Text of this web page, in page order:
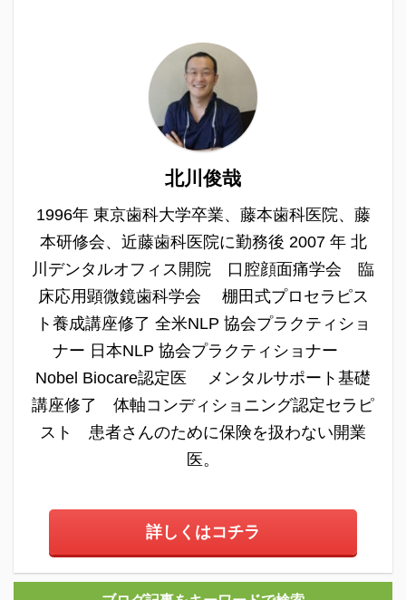
北川俊哉
1996年 東京歯科大学卒業、藤本歯科医院、藤
本研修会、近藤歯科医院に勤務後 2007 年 北
川デンタルオフィス開院 口腔顔面痛学会 臨
床応用顕微鏡歯科学会 棚田式プロセラピス
ト養成講座修了 全米NLP 協会プラクティショ
ナー 日本NLP 協会プラクティショナー
Nobel Biocare認定医 メンタルサポート基礎
講座修了 体軸コンディショニング認定セラピ
スト 患者さんのために保険を扱わない開業
医。
詳しくはコチラ